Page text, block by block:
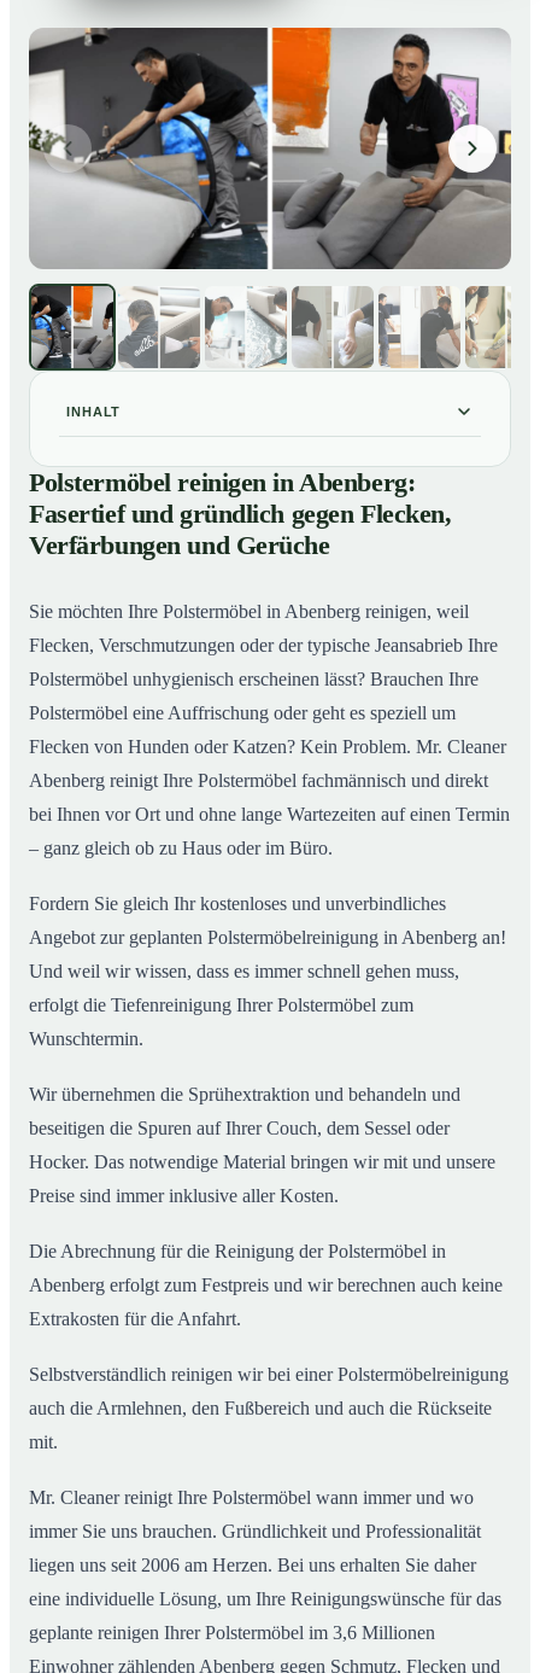
INHALT
Polstermöbel reinigen in Abenberg: Fasertief und
gründlich gegen Flecken, Verfärbungen und Gerüche
02So reinigen unsere Profis Polstermöbel in Abenberg
Polstermöbel reinigen in Abenberg:
Fasertief und gründlich gegen Flecken,
Verfärbungen und Gerüche
Sie möchten Ihre Polstermöbel in Abenberg reinigen, weil
Flecken, Verschmutzungen oder der typische Jeansabrieb Ihre
Polstermöbel unhygienisch erscheinen lässt? Brauchen Ihre
Polstermöbel eine Auffrischung oder geht es speziell um
Flecken von Hunden oder Katzen? Kein Problem. Mr. Cleaner
Abenberg reinigt Ihre Polstermöbel fachmännisch und direkt
bei Ihnen vor Ort und ohne lange Wartezeiten auf einen Termin
– ganz gleich ob zu Haus oder im Büro.
Fordern Sie gleich Ihr kostenloses und unverbindliches
Angebot zur geplanten Polstermöbelreinigung in Abenberg an!
Und weil wir wissen, dass es immer schnell gehen muss,
erfolgt die Tiefenreinigung Ihrer Polstermöbel zum
Wunschtermin.
Wir übernehmen die Sprühextraktion und behandeln und
beseitigen die Spuren auf Ihrer Couch, dem Sessel oder
Hocker. Das notwendige Material bringen wir mit und unsere
Preise sind immer inklusive aller Kosten.
Die Abrechnung für die Reinigung der Polstermöbel in
Abenberg erfolgt zum Festpreis und wir berechnen auch keine
Extrakosten für die Anfahrt.
Selbstverständlich reinigen wir bei einer Polstermöbelreinigung
auch die Armlehnen, den Fußbereich und auch die Rückseite
mit.
Mr. Cleaner reinigt Ihre Polstermöbel wann immer und wo
immer Sie uns brauchen. Gründlichkeit und Professionalität
liegen uns seit 2006 am Herzen. Bei uns erhalten Sie daher
eine individuelle Lösung, um Ihre Reinigungswünsche für das
geplante reinigen Ihrer Polstermöbel im 3,6 Millionen
Einwohner zählenden Abenberg gegen Schmutz, Flecken und